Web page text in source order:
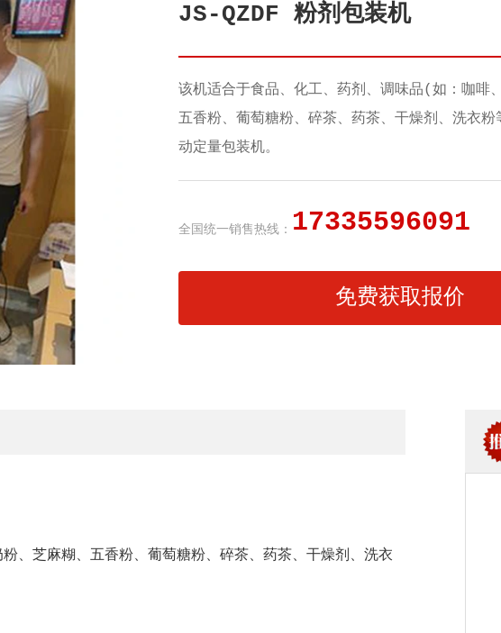
JS-QZDF 粉剂包装机
该机适合于食品、化工、药剂、调味品(如：咖啡
五香粉、葡萄糖粉、碎茶、药茶、干燥剂、洗衣
动定量包装机。
全国统一销售热线： 17335596091
免费获取报价
、芝麻糊、五香粉、葡萄糖粉、碎茶、药茶、干燥剂、洗衣